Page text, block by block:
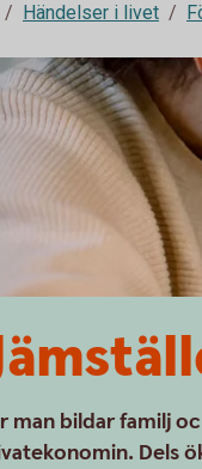
Händelser i livet
man bildar familj
Dels